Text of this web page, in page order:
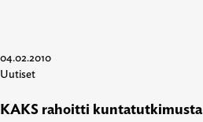
04.02.2010
Uutiset
KAKS rahoitti kuntatutkimusta